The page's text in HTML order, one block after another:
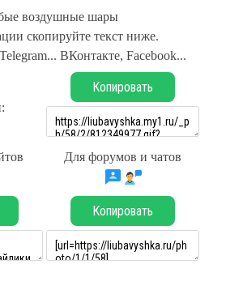
воздушные шары
скопируйте текст ниже.
ВКонтакте, Facebook...
Копировать
Для форумов и чатов
Копировать